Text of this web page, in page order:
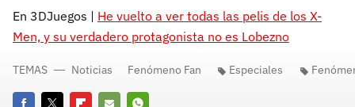
En 3DJuegos | He vuelto a ver todas las pelis de los X-
Men, y su verdadero protagonista no es Lobezno
TEMAS Noticias Fenómeno Fan Especiales